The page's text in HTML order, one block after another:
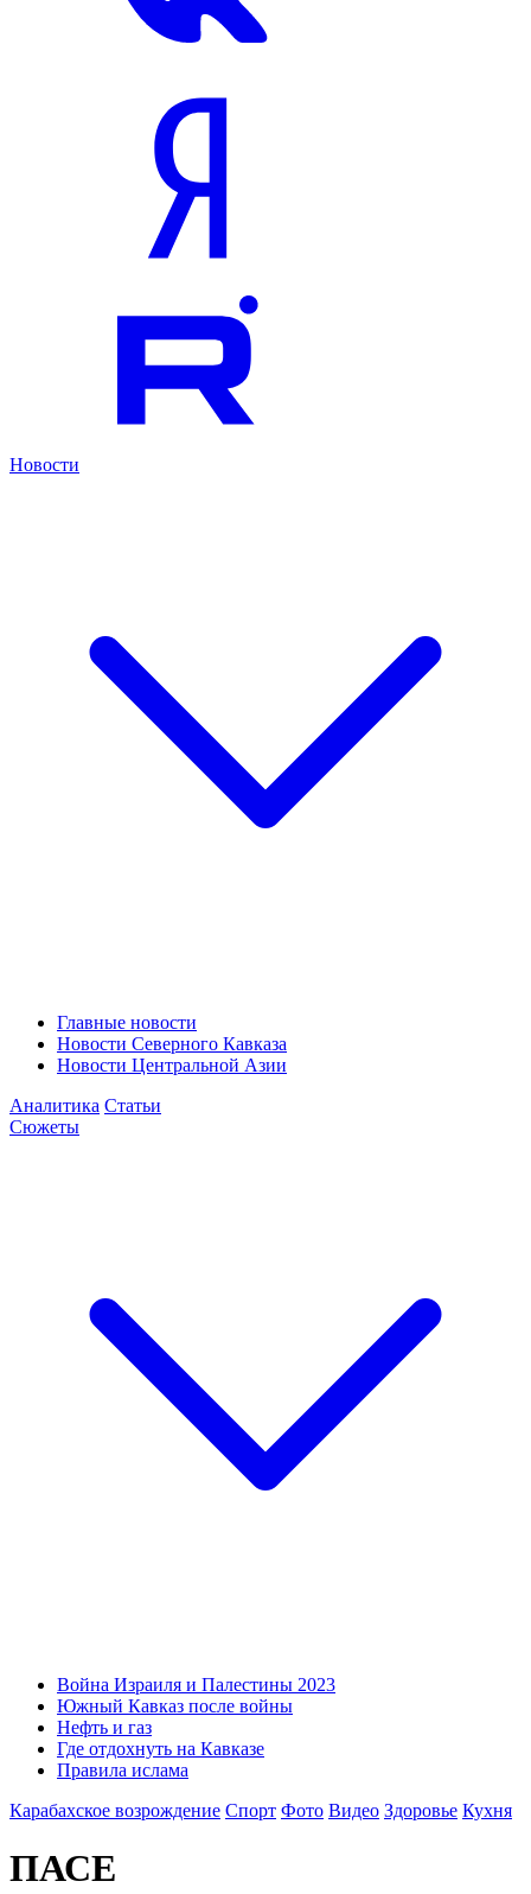
Новости
Главные новости
Новости Северного Кавказа
Новости Центральной Азии
Аналитика Статьи
Сюжеты
Война Израиля и Палестины 2023
Южный Кавказ после войны
Нефть и газ
Где отдохнуть на Кавказе
Правила ислама
Карабахское возрождение Спорт Фото Видео Здоровье Кухня
ПАСЕ